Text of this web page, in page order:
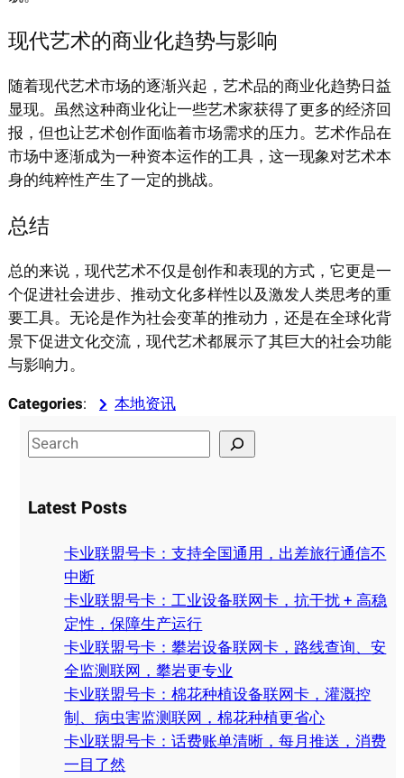
现代艺术的商业化趋势与影响
随着现代艺术市场的逐渐兴起，艺术品的商业化趋势日益
显现。虽然这种商业化让一些艺术家获得了更多的经济回
报，但也让艺术创作面临着市场需求的压力。艺术作品在
市场中逐渐成为一种资本运作的工具，这一现象对艺术本
身的纯粹性产生了一定的挑战。
总结
总的来说，现代艺术不仅是创作和表现的方式，它更是一
个促进社会进步、推动文化多样性以及激发人类思考的重
要工具。无论是作为社会变革的推动力，还是在全球化背
景下促进文化交流，现代艺术都展示了其巨大的社会功能
与影响力。
Categories:
本地资讯
S
e
r
Latest Posts
卡业联盟号卡：支持全国通用，出差旅行通信不
中断
卡业联盟号卡：工业设备联网卡，抗干扰 + 高稳
定性，保障生产运行
卡业联盟号卡：攀岩设备联网卡，路线查询、安
全监测联网，攀岩更专业
卡业联盟号卡：棉花种植设备联网卡，灌溉控
制、病虫害监测联网，棉花种植更省心
卡业联盟号卡：话费账单清晰，每月推送，消费
一目了然